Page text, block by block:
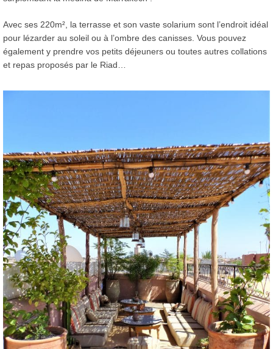
Avec ses 220m², la terrasse et son vaste solarium sont l’endroit idéal
pour lézarder au soleil ou à l’ombre des canisses. Vous pouvez
également y prendre vos petits déjeuners ou toutes autres collations
et repas proposés par le Riad…